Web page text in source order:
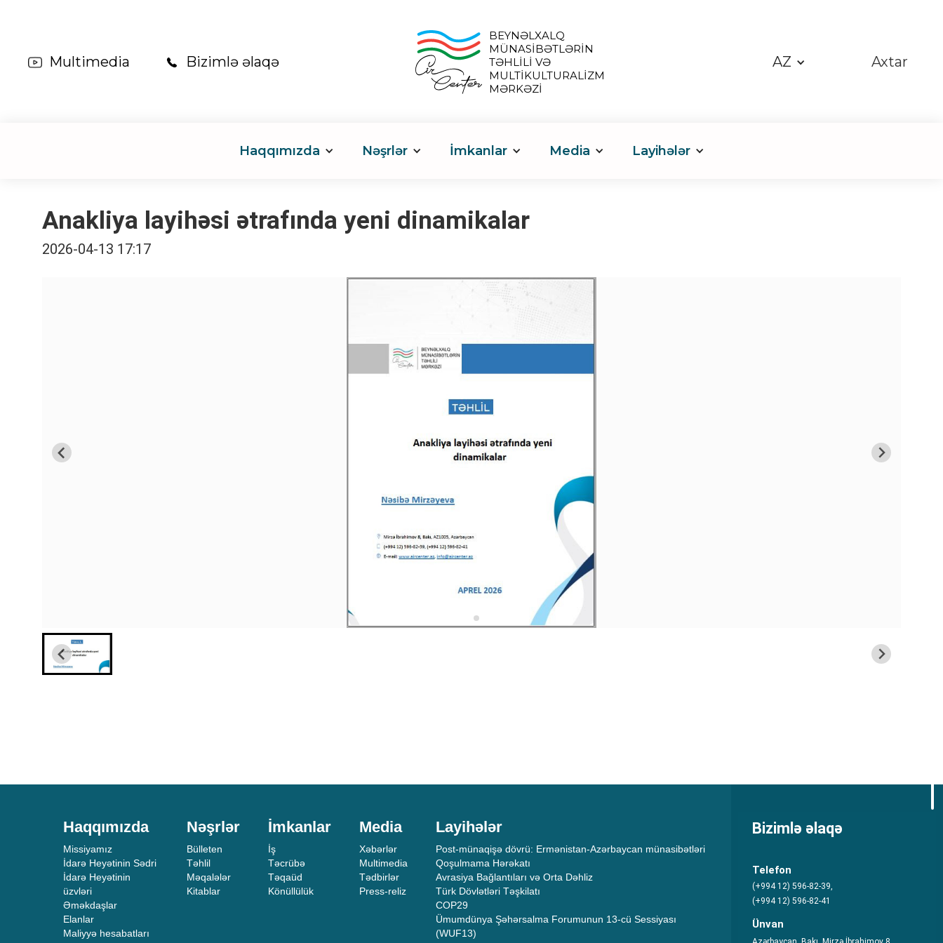
Multimedia Bizimlə əlaqə
BEYNƏLXALQ
MÜNASİBƏTLƏRİN
TƏHLİLİ VƏ
MULTİKULTURALİZM
MƏRKƏZİ
AZ Axtar
Haqqımızda Nəşrlər İmkanlar Media Layihələr
Anakliya layihəsi ətrafında yeni dinamikalar
2026-04-13 17:17
Haqqımızda
Missiyamız
İdarə Heyətinin Sədri
İdarə Heyətinin
üzvləri
Əməkdaşlar
Elanlar
Maliyyə hesabatları
Nəşrlər
Bülleten
Təhlil
Məqalələr
Kitablar
İmkanlar
İş
Təcrübə
Təqaüd
Könüllülük
Media
Xəbərlər
Multimedia
Tədbirlər
Press-reliz
Layihələr
Post-münaqişə dövrü: Ermənistan-Azərbaycan münasibətləri
Qoşulmama Hərəkatı
Avrasiya Bağlantıları və Orta Dəhliz
Türk Dövlətləri Təşkilatı
COP29
Ümumdünya Şəhərsalma Forumunun 13-cü Sessiyası
(WUF13)
Bizimlə əlaqə
Telefon
(+994 12) 596-82-39,
(+994 12) 596-82-41
Ünvan